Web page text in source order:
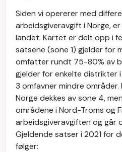
Siden vi opererer med
arbeidsgiveravgift i Norge,
landet. Kartet er delt opp i
satsene (sone 1) gjelder for
omfatter rundt 75-80% av
gjelder for enkelte distrikter
3 omfavner mindre
Norge dekkes av sone 4,
områdene i Nord-Troms og
arbeidsgiveravgiften og går
Gjeldende satser i 2021 for
følger: